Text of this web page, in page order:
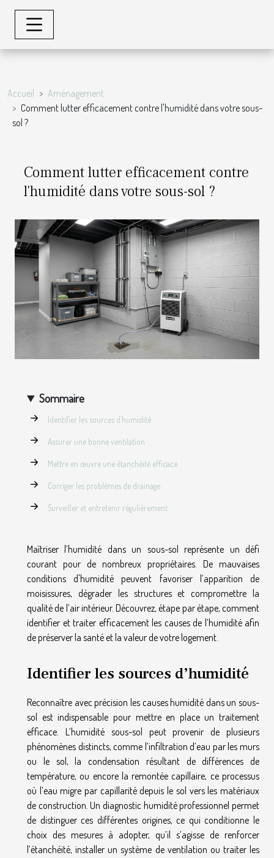
Accueil
Aménagement
Comment lutter efficacement contre l'humidité dans votre sous-
sol ?
Comment lutter efficacement contre
l'humidité dans votre sous-sol ?
Sommaire
Identifier les sources d’humidité
Assurer une bonne ventilation
Mettre en œuvre une étanchéité efficace
Corriger les problèmes de drainage
Surveiller et entretenir régulièrement
Maîtriser l’humidité dans un sous-sol représente un défi
courant pour de nombreux propriétaires. De mauvaises
conditions d'humidité peuvent favoriser l’apparition de
moisissures, dégrader les structures et compromettre la
qualité de l’air intérieur. Découvrez, étape par étape, comment
identifier et traiter efficacement les causes de l’humidité afin
de préserver la santé et la valeur de votre logement.
Identifier les sources d’humidité
Reconnaître avec précision les causes humidité dans un sous-
sol est indispensable pour mettre en place un traitement
efficace. L’humidité sous-sol peut provenir de plusieurs
phénomènes distincts, comme l’infiltration d’eau par les murs
ou le sol, la condensation résultant de différences de
température, ou encore la remontée capillaire, ce processus
où l’eau migre par capillarité depuis le sol vers les matériaux
de construction. Un diagnostic humidité professionnel permet
de distinguer ces différentes origines, ce qui conditionne le
choix des mesures à adopter, qu’il s’agisse de renforcer
l’étanchéité, installer un système de ventilation ou traiter les